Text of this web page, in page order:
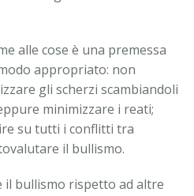
alle cose è una premessa
appropriato: non
gli scherzi scambiandoli
minimizzare i reati;
su tutti i conflitti tra
il bullismo.
il bullismo rispetto ad altre